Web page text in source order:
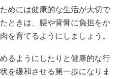
めには健康的な生活が大切で
ときは、腰や背骨に負担をか
を育てるようにしましょう。
るようにしたりと健康的な行
を緩和させる第一歩になりま